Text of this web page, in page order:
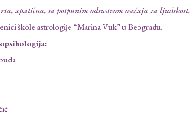
apatična, sa potpunim odsustvom osećaja za ljudskost.
škole astrologije “Marina Vuk” u Beogradu.